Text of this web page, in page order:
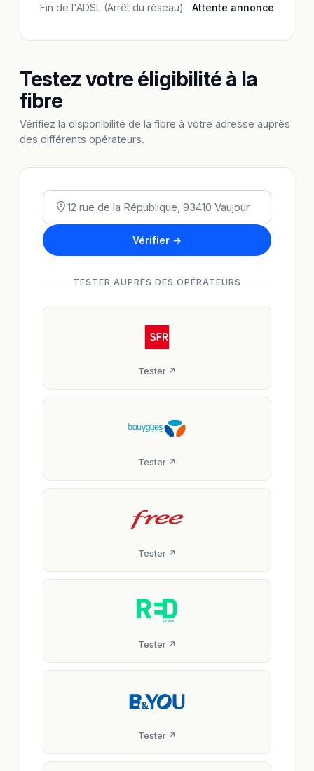
Fin de l'ADSL (Arrêt du réseau) Attente annonce
Testez votre éligibilité à la
fibre
Vérifiez la disponibilité de la fibre à votre adresse auprès
des différents opérateurs.
Vérifier →
TESTER AUPRÈS DES OPÉRATEURS
Tester ↗
Tester ↗
Tester ↗
Tester ↗
Tester ↗